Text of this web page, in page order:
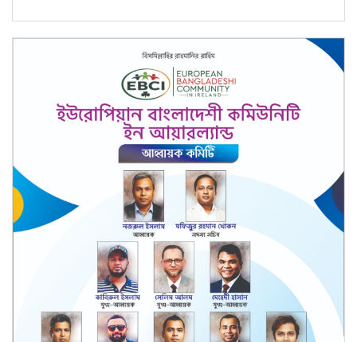
10
ছাত্রদল-শিবিরের সংঘর্ষে উত্তপ্ত
জগন্নাথ বিশ্ববিদ্যালয়, তদন্ত কমিটি
গঠন
চট্টগ্রাম বোর্ডের স্থগিত হওয়া
এইচএসসি পরীক্ষার নতুন সময়সূচি
প্রকাশ
১৮ বছর বয়সেই অধ্যাপক, ৩০৬
বছরের রেকর্ড ভাঙলেন তিনি
14
জুলাইকে ভুলিয়ে দেওয়ার সংগ্রাম
শুরু হয়েছে: জামায়াত আমির